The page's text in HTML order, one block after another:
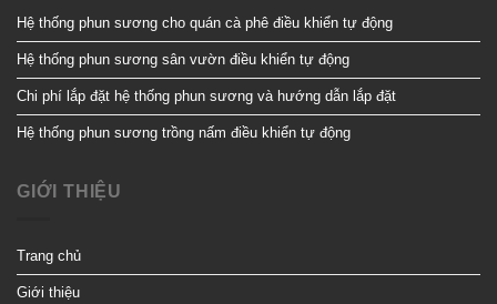
Hệ thống phun sương cho quán cà phê điều khiển tự động
Hệ thống phun sương sân vườn điều khiển tự động
Chi phí lắp đặt hệ thống phun sương và hướng dẫn lắp đặt
Hệ thống phun sương trồng nấm điều khiển tự động
GIỚI THIỆU
Trang chủ
Giới thiệu